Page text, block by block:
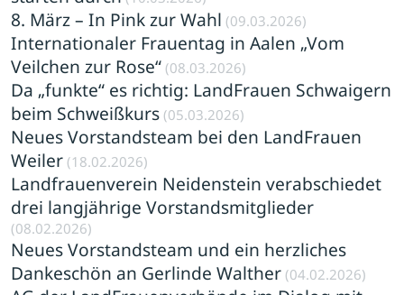
8. März – In Pink zur Wahl (09.03.2026)
Internationaler Frauentag in Aalen „Vom
Veilchen zur Rose“ (08.03.2026)
Da „funkte“ es richtig: LandFrauen Schwaigern
beim Schweißkurs (05.03.2026)
Neues Vorstandsteam bei den LandFrauen
Weiler (18.02.2026)
Landfrauenverein Neidenstein verabschiedet
drei langjährige Vorstandsmitglieder
(08.02.2026)
Neues Vorstandsteam und ein herzliches
Dankeschön an Gerlinde Walther (04.02.2026)